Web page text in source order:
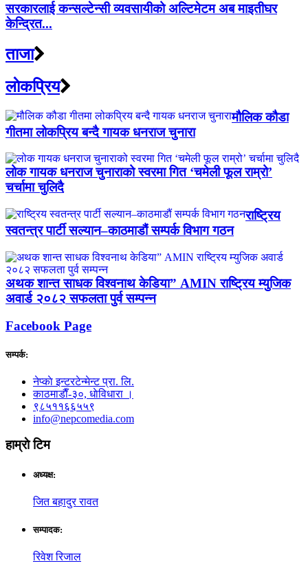
सरकारलाई कन्सल्टेन्सी व्यवसायीको अल्टिमेटम अब माइतीघर
केन्द्रित...
ताजा
लाेकप्रिय
मौलिक कौडा
गीतमा लोकप्रिय बन्दै गायक धनराज चुनारा
लोक गायक धनराज चुनाराको स्वरमा गित ‘चमेली फूल राम्रो’
चर्चामा चुलिदै
राष्ट्रिय
स्वतन्त्र पार्टी सल्यान–काठमाडौं सम्पर्क विभाग गठन
अथक शान्त साधक विश्वनाथ केडिया” AMIN राष्ट्रिय म्युजिक
अवार्ड २०८२ सफलता पुर्व सम्पन्न
Facebook Page
सम्पर्क:
नेप्काे इन्टरटेन्मेन्ट प्रा. लि.
काठमाडाैँ-३०, धाेविधारा ।
९८५११६६५५९
info@nepcomedia.com
हाम्राे टिम
अध्यक्ष:
जित बहादुर रावत
सम्पादक:
रिवेश रिजाल